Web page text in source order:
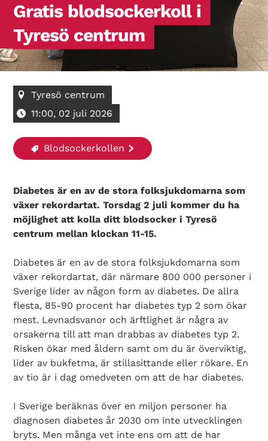
Gratis blodsockerkoll i
Tyresö centrum
Tyresö centrum
11:00, 02 juli 2026
Blodsockerkollen
Diabetes är en av de stora folksjukdomarna som
växer rekordartat. Torsdag 2 juli kommer du ha
möjlighet att kolla ditt blodsocker i Tyresö
centrum mellan klockan 11-15.
Diabetes är en av de stora folksjukdomarna som
växer rekordartat, där närmare 800 000 personer i
Sverige lider av någon form av diabetes. De allra
flesta, 85-90 procent har diabetes typ 2 som ökar
mest. Levnadsvanor och ärftlighet är några av
orsakerna till att man drabbas av diabetes typ 2.
Risken ökar med åldern samt om du är överviktig,
lider av bukfetma, är stillasittande eller rökare. En
av tio är i dag omedveten om att de har diabetes.
I Sverige beräknas över en miljon personer ha
diagnosen diabetes år 2030 om inte utvecklingen
bryts. Men många vet inte ens om att de har